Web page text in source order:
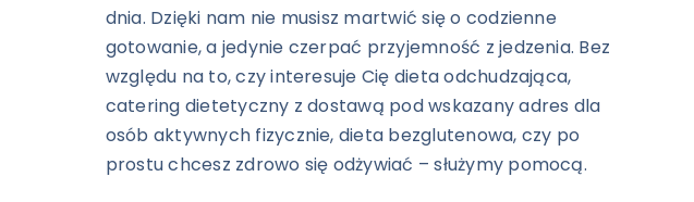
dnia. Dzięki nam nie musisz martwić się o codzienne
gotowanie, a jedynie czerpać przyjemność z jedzenia. Bez
względu na to, czy interesuje Cię dieta odchudzająca,
catering dietetyczny z dostawą pod wskazany adres dla
osób aktywnych fizycznie, dieta bezglutenowa, czy po
prostu chcesz zdrowo się odżywiać – służymy pomocą.